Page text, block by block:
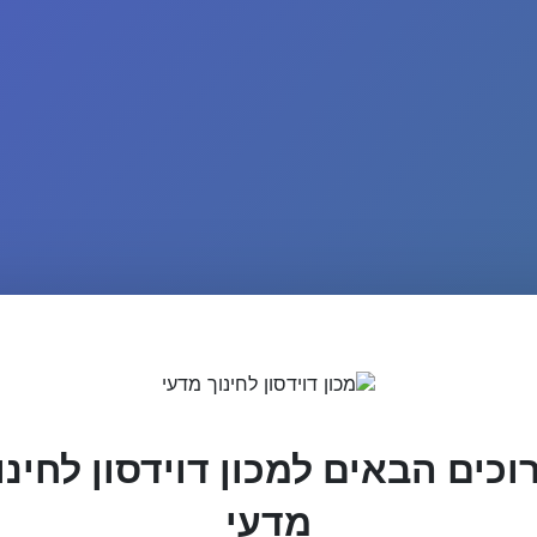
הבאים למכון דוידסון
מדעי